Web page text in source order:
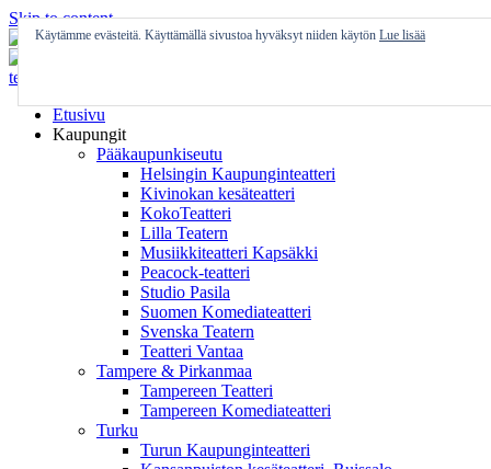
Skip to content
Etusivu
Kaupungit
Pääkaupunkiseutu
Helsingin Kaupunginteatteri
Kivinokan kesäteatteri
KokoTeatteri
Lilla Teatern
Musiikkiteatteri Kapsäkki
Peacock-teatteri
Studio Pasila
Suomen Komediateatteri
Svenska Teatern
Teatteri Vantaa
Tampere & Pirkanmaa
Tampereen Teatteri
Tampereen Komediateatteri
Turku
Turun Kaupunginteatteri
Käytämme evästeitä. Käyttämällä sivustoa hyväksyt niiden käytön Lue lisää